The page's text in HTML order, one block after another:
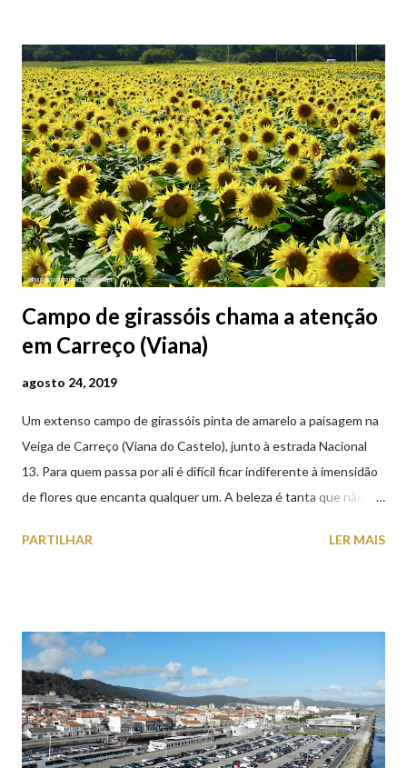
Campo de girassóis chama a atenção
em Carreço (Viana)
agosto 24, 2019
Um extenso campo de girassóis pinta de amarelo a paisagem na
Veiga de Carreço (Viana do Castelo), junto à estrada Nacional
13. Para quem passa por ali é difícil ficar indiferente à imensidão
de flores que encanta qualquer um. A beleza é tanta que não
aproveite a paisagem como cenário para tirar algumas
PARTILHAR LER MAIS